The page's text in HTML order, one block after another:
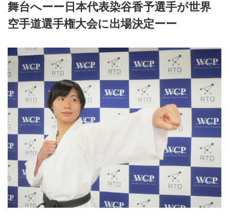
舞台へーー日本代表染谷香予選手が世界
空手道選手権大会に出場決定ーー